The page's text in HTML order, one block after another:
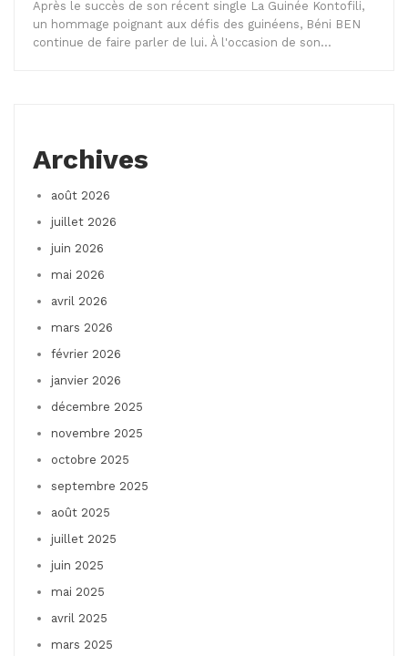
Après le succès de son récent single La Guinée Kontofili,
un hommage poignant aux défis des guinéens, Béni BEN
continue de faire parler de lui. À l'occasion de son…
Archives
août 2026
juillet 2026
juin 2026
mai 2026
avril 2026
mars 2026
février 2026
janvier 2026
décembre 2025
novembre 2025
octobre 2025
septembre 2025
août 2025
juillet 2025
juin 2025
mai 2025
avril 2025
mars 2025